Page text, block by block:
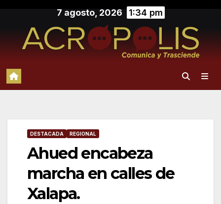
contenido
7 agosto, 2026 1:34 pm
DESTACADA REGIONAL
Ahued encabeza
marcha en calles de
Xalapa.